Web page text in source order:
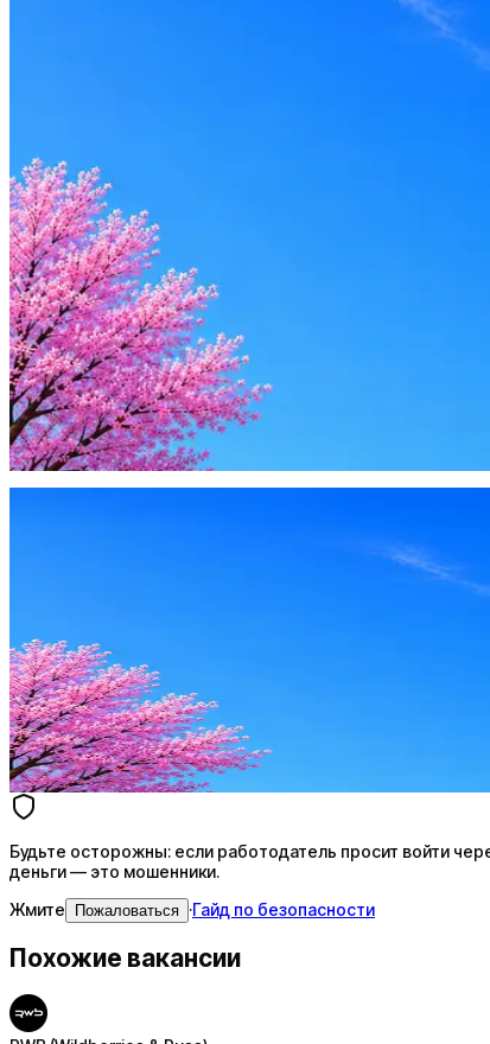
AI-адаптация отклика под вакансию
AI генерация сопроводительных писем
4 990 ₽/мес
Купить доступ
Будьте осторожны: если работодатель просит войти
деньги — это мошенники.
Жмите Пожаловаться ·Гайд по безопасности
Стратегия поиска с AI: рынки, позиции, вилка, каналы
AI-адаптация отклика под вакансию
AI генерация сопроводительных писем
4 990 ₽/мес
Купить доступ
Будьте осторожны: если работодатель просит войти
деньги — это мошенники.
Жмите
Пожаловаться ·Гайд по безопасности
Похожие вакансии